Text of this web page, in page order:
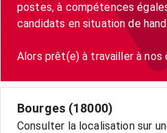
postes, à compétences
candidats en situation de
Alors prêt(e) à travailler à nos
Bourges (18000)
Consulter la localisation sur